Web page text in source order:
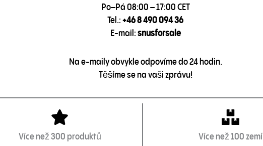
Po–Pá 08:00 – 17:00 CET
Tel.:+46 8 490 094 36
E-mail:snusforsale
Na e-maily obvykle odpovíme do 24 hodin.
Těšíme se na vaši zprávu!
Více než 300 produktů Více než 100 zemí